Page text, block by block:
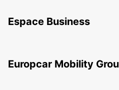
Espace Business
Europcar Mobility